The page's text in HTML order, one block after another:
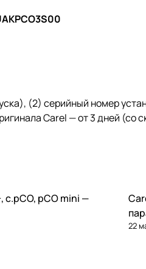
(2) серийный номер
Carel — от 3 дней
c.pCO, pCO mini —
22